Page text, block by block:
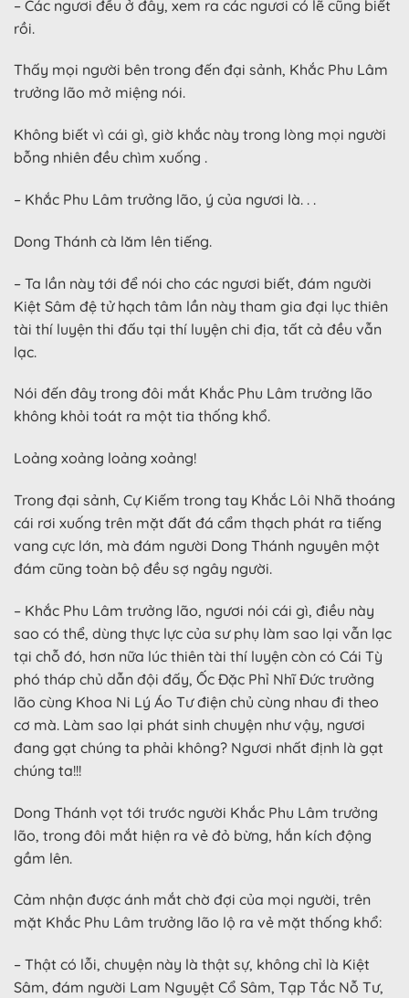
– Các ngươi đều ở đây, xem ra các ngươi có lẽ cũng biết
rồi.
Thấy mọi người bên trong đến đại sảnh, Khắc Phu Lâm
trưởng lão mở miệng nói.
Không biết vì cái gì, giờ khắc này trong lòng mọi người
bỗng nhiên đều chìm xuống .
– Khắc Phu Lâm trưởng lão, ý của ngươi là. . .
Dong Thánh cà lăm lên tiếng.
– Ta lần này tới để nói cho các ngươi biết, đám người
Kiệt Sâm đệ tử hạch tâm lần này tham gia đại lục thiên
tài thí luyện thi đấu tại thí luyện chi địa, tất cả đều vẫn
lạc.
Nói đến đây trong đôi mắt Khắc Phu Lâm trưởng lão
không khỏi toát ra một tia thống khổ.
Loảng xoảng loảng xoảng!
Trong đại sảnh, Cự Kiếm trong tay Khắc Lôi Nhã thoáng
cái rơi xuống trên mặt đất đá cẩm thạch phát ra tiếng
vang cực lớn, mà đám người Dong Thánh nguyên một
đám cũng toàn bộ đều sợ ngây người.
– Khắc Phu Lâm trưởng lão, ngươi nói cái gì, điều này
sao có thể, dùng thực lực của sư phụ làm sao lại vẫn lạc
tại chỗ đó, hơn nữa lúc thiên tài thí luyện còn có Cái Tỳ
phó tháp chủ dẫn đội đấy, Ốc Đặc Phỉ Nhĩ Đức trưởng
lão cùng Khoa Ni Lý Áo Tư điện chủ cùng nhau đi theo
cơ mà. Làm sao lại phát sinh chuyện như vậy, ngươi
đang gạt chúng ta phải không? Ngươi nhất định là gạt
chúng ta!!!
Dong Thánh vọt tới trước người Khắc Phu Lâm trưởng
lão, trong đôi mắt hiện ra vẻ đỏ bừng, hắn kích động
gầm lên.
Cảm nhận được ánh mắt chờ đợi của mọi người, trên
mặt Khắc Phu Lâm trưởng lão lộ ra vẻ mặt thống khổ:
– Thật có lỗi, chuyện này là thật sự, không chỉ là Kiệt
Sâm, đám người Lam Nguyệt Cổ Sâm, Tạp Tắc Nỗ Tư,